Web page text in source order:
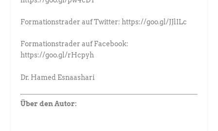
Formationstrader auf Twitter: https://goo.gl/JJlILc
Formationstrader auf Facebook:
https://goo.gl/rHcpyh
Dr. Hamed Esnaashari
Über den Autor: